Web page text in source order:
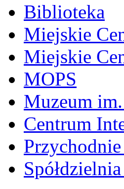
Biblioteka
Miejskie
Miejskie
MOPS
Muzeum im.
Centrum